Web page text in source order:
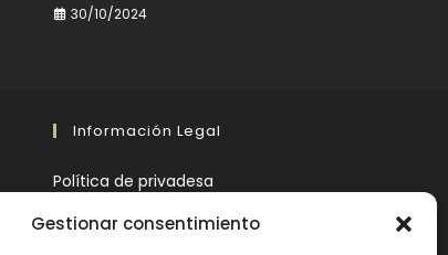
Gestionar consentimiento
30/10/2024
Información Legal
Política de privadesa
Avís legal